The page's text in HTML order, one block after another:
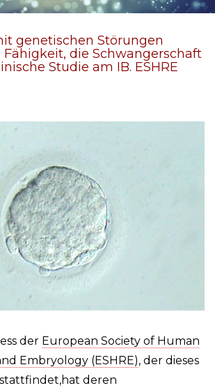
genetischen Störungen
die Schwangerschaft
Studie am IB. ESHRE
der European Society of Human
Embryology (ESHRE), der dieses
deren